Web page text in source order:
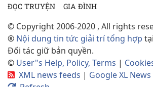
ĐỌC TRUYỆN
GIA ĐÌNH
© Copyright 2006-2020 , All rights
® Nội dung tin tức giải trí tổng hợp
Đối tác giữ bản quyền.
© User"s Help, Policy, Terms |
XML news feeds | Google XL News